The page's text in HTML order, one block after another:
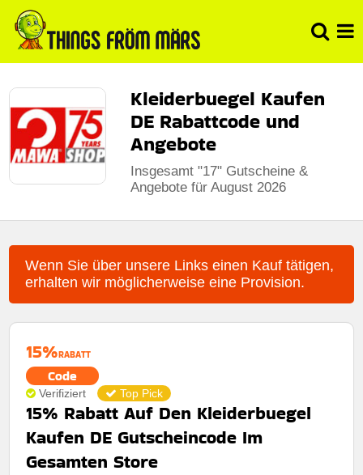
Kleiderbuegel Kaufen
DE Rabattcode und
Angebote
Insgesamt "17" Gutscheine &
Angebote für August 2026
Wenn Sie über unsere Links einen Kauf tätigen,
erhalten wir möglicherweise eine Provision.
15%RABATT
Code
Verifiziert Top Pick
15% Rabatt Auf Den Kleiderbuegel
Kaufen DE Gutscheincode Im
Gesamten Store